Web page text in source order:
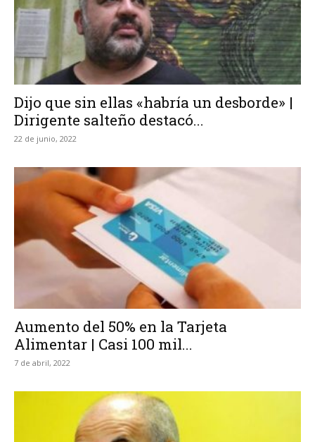
Dijo que sin ellas «habría un desborde» |
Dirigente salteño destacó...
22 de junio, 2022
Aumento del 50% en la Tarjeta
Alimentar | Casi 100 mil...
7 de abril, 2022